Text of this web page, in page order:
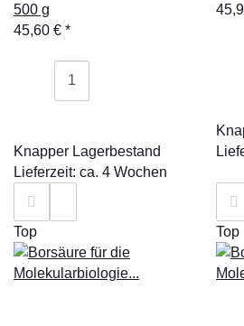
500 g
45,60 € *
Knapper Lagerbestand
Lieferzeit: ca. 4 Wochen
Top Top